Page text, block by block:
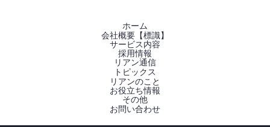
ホーム
会社概要【標識】
サービス内容
採用情報
リアン通信
トピックス
リアンのこと
お役立ち情報
その他
お問い合わせ